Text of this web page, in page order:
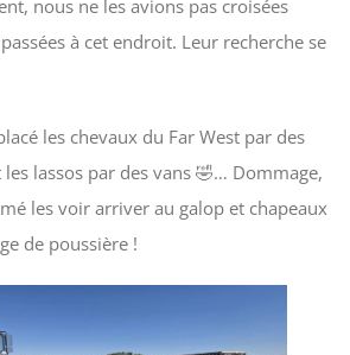
nous ne les avions pas croisées
à cet endroit. Leur recherche se
les chevaux du Far West par des
lassos par des vans 🤣… Dommage,
les voir arriver au galop et chapeaux
de poussière !